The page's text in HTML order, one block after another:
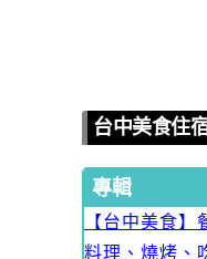
台中美食住
專輯
【台中美食
料理、燒烤、